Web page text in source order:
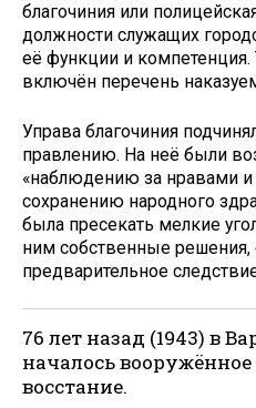
благочиния или
должности служащих
её функции и
включён перечень
Управа благочиния
правлению. На неё были
«наблюдению за нравами и
сохранению народного
была пресекать мелкие
ним собственные решения,
предварительное
76 лет назад (1943) в
началось
восстание.